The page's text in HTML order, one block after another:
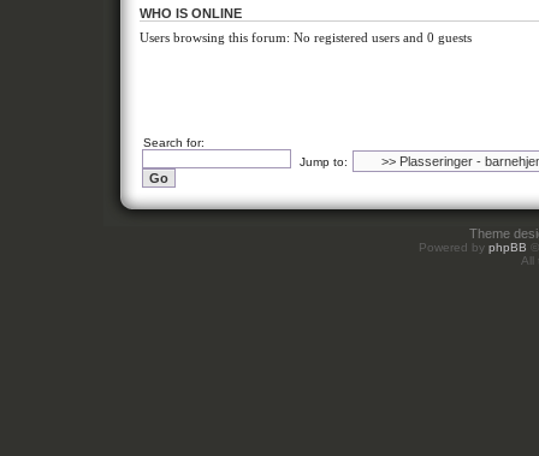
WHO IS ONLINE
Users browsing this forum: No registered users and 0 guests
Search for:
Jump to:
Theme
Powered by phpBB
All